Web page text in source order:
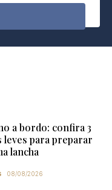
a bordo: confira 3
leves para preparar
lancha
08/08/2026